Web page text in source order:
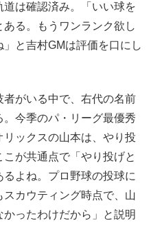
は確認済み。「いい球を
る。もうワンランク欲し
と吉村GMは評価を口にし
がいる中で、右代の名前
今季のパ・リーグ最優秀
ックスの山本は、やり投
が共通点で「やり投げと
るよね。プロ野球の投球に
カウティング時点で、山
ったわけだから」と説明